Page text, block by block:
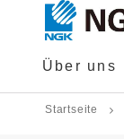
Über uns
Startseite